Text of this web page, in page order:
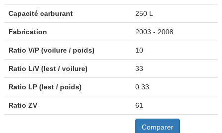
Capacité carburant 250 L
Fabrication 2003 - 2008
Ratio V/P (voilure / poids) 10
Ratio L/V (lest / voilure) 33
Ratio LP (lest / poids) 0.33
Ratio ZV 61
Comparer